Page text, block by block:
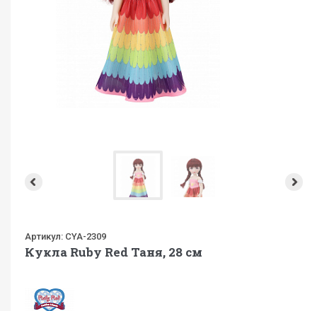
Артикул: CYA-2309
Кукла Ruby Red Таня, 28 см